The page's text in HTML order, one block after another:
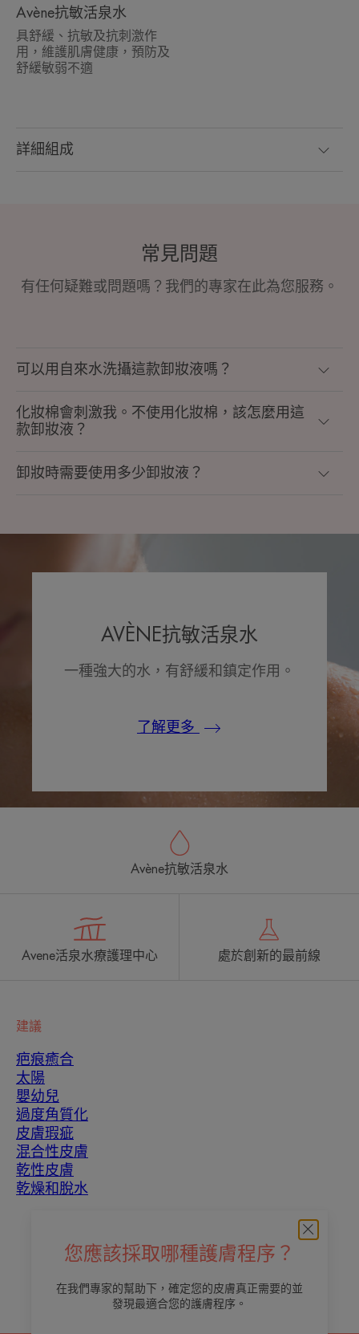
詳細組成
Avène抗敏活泉水
具舒緩、抗敏及抗刺激作
用，維護肌膚健康，預防及
舒緩敏弱不適
常見問題
有任何疑難或問題嗎？我們的專家在此為您服務。
可以用自來水洗攝這款卸妝液嗎？
化妝棉會刺激我。不使用化妝棉，該怎麼用這
款卸妝液？
卸妝時需要使用多少卸妝液？
AVÈNE抗敏活泉水
一種強大的水，有舒緩和鎮定作用。
了解更多
您應該採取哪種護膚程序？
在我們專家的幫助下，確定您的皮膚真正需要的並
發現最適合您的護膚程序。
Avène抗敏活泉水
Avene活泉水療護理中心 處於創新的最前線
建議
疤痕癒合
太陽
嬰幼兒
過度角質化
皮膚瑕疵
混合性皮膚
乾性皮膚
乾燥和脫水
聯繫我們 常見問題